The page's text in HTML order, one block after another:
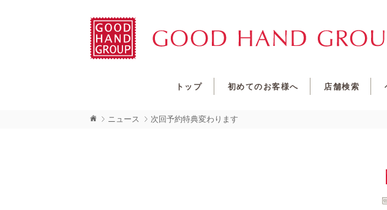
トップ 初めてのお客様へ 店舗検索
ニュース 次回予約特典変わります